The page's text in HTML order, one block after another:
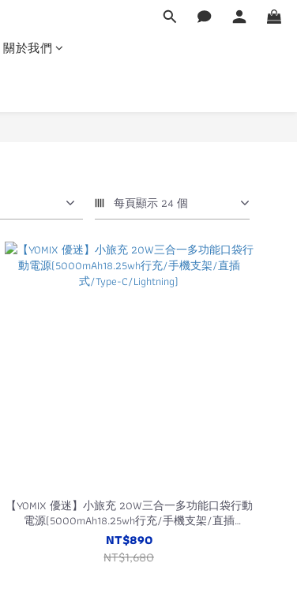
關於我們
每頁顯示 24 個
【YOMIX 優迷】小旅充 20W三合一多功能口袋行動
電源(5000mAh18.25wh行充/手機支架/直插
式/Type-C/Lightning)
NT$890
NT$1,680